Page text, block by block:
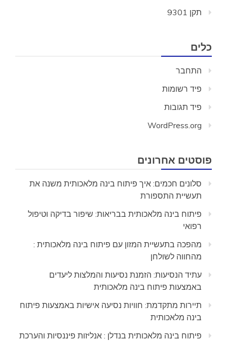
תקן 9301
כלים
התחבר
פיד רשומות
פיד תגובות
WordPress.org
פוסטים אחרונים
סלונים חכמים: איך פיתוח בינה מלאכותית משנה את
תעשיית התספורת
פיתוח בינה מלאכותית בבריאות: שיפור בדיקה וטיפול
רפואי
מהפכה בתעשיית המזון עם פיתוח בינה מלאכותית :
מהחווה לשולחן
עתיד הנסיעות: הזמנת נסיעות והמלצות ליעדים
באמצעות פיתוח בינה מלאכותית
תיירות מתקדמת: חוויות נסיעה אישיות באמצעות פיתוח
בינה מלאכותית
פיתוח בינה מלאכותית בנדלן : אנליזות פיננסיות והערכת